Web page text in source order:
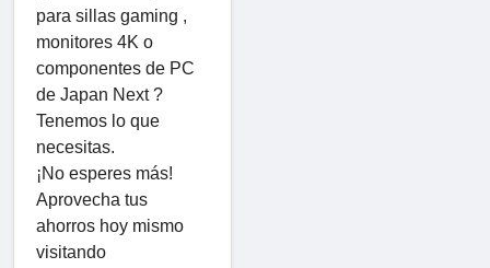
para sillas gaming ,
monitores 4K o
componentes de PC
de Japan Next ?
Tenemos lo que
necesitas.
¡No esperes más!
Aprovecha tus
ahorros hoy mismo
visitando